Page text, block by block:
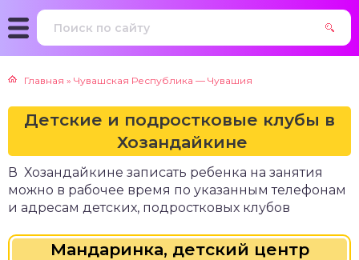
Главная » Чувашская Республика — Чувашия
Детские и подростковые клубы в
Хозандайкине
В Хозандайкине записать ребенка на занятия
можно в рабочее время по указанным телефонам
и адресам детских, подростковых клубов
Мандаринка, детский центр